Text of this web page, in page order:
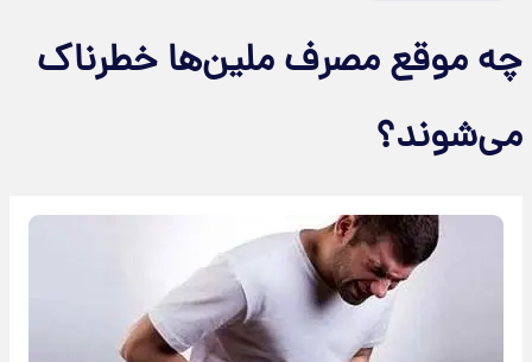
چه موقع مصرف ملین‌ها خطرناک
می‌شوند؟